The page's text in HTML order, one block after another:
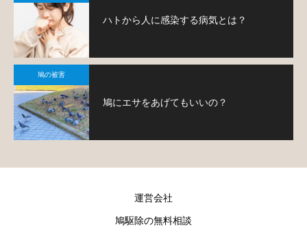
ハトから人に感染する病気とは？
鳩の被害
鳩にエサをあげてもいいの？
運営会社
鳩駆除の無料相談